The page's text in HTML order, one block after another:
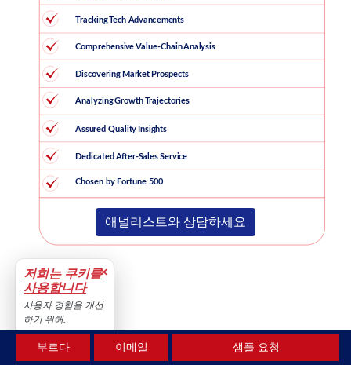
애널리스트와 상담하세요
부르다 이메일 샘플 요청
저희는 쿠키를
사용합니다
×
사용자 경험을 개선
하기 위해.